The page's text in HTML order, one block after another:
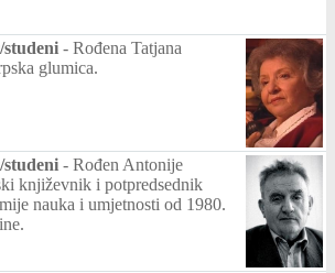
studeni - Rođena Tatjana
glumica.
studeni - Rođen Antonije
književnik i potpredsednik
nauka i umjetnosti od 1980.